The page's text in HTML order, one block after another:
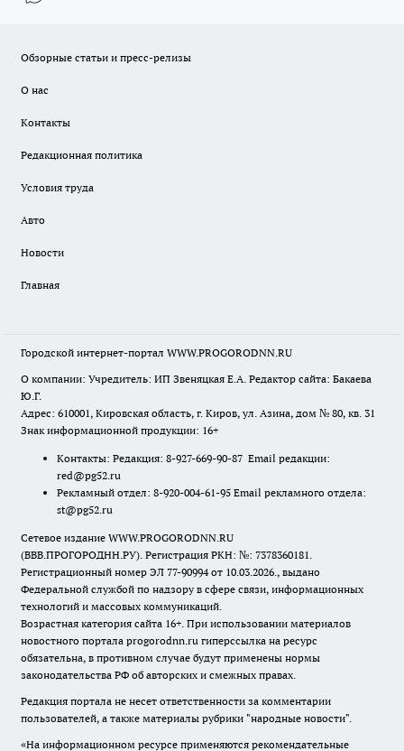
Обзорные статьи и пресс-релизы
О нас
Контакты
Редакционная политика
Условия труда
Авто
Новости
Главная
Городской интернет-портал WWW.PROGORODNN.RU
О компании: Учредитель: ИП Звеняцкая Е.А. Редактор сайта: Бакаева
Ю.Г.
Адрес: 610001, Кировская область, г. Киров, ул. Азина, дом № 80, кв. 31
Знак информационной продукции: 16+
Контакты: Редакция: 8-927-669-90-87 Email редакции:
red@pg52.ru
Рекламный отдел: 8-920-004-61-95 Email рекламного отдела:
st@pg52.ru
Сетевое издание WWW.PROGORODNN.RU
(ВВВ.ПРОГОРОДНН.РУ). Регистрация РКН: №: 7378360181.
Регистрационный номер ЭЛ 77-90994 от 10.03.2026., выдано
Федеральной службой по надзору в сфере связи, информационных
технологий и массовых коммуникаций.
Возрастная категория сайта 16+. При использовании материалов
новостного портала progorodnn.ru гиперссылка на ресурс
обязательна, в противном случае будут применены нормы
законодательства РФ об авторских и смежных правах.
Редакция портала не несет ответственности за комментарии
пользователей, а также материалы рубрики "народные новости".
«На информационном ресурсе применяются рекомендательные